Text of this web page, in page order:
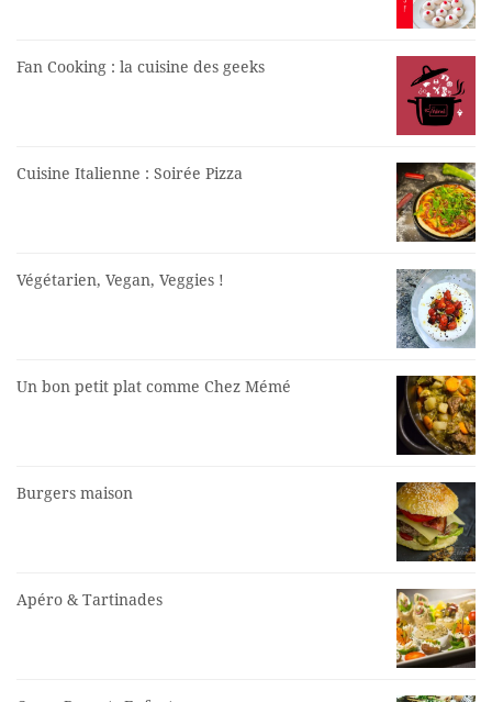
Fan Cooking : la cuisine des geeks
Cuisine Italienne : Soirée Pizza
Végétarien, Vegan, Veggies !
Un bon petit plat comme Chez Mémé
Burgers maison
Apéro & Tartinades